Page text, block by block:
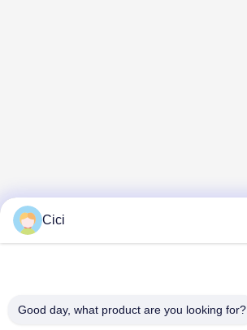
Cici
Good day, what product are you looking for?